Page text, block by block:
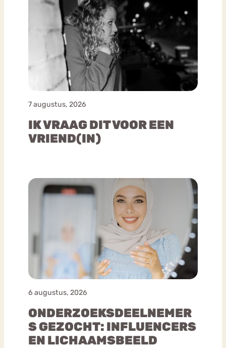
7 augustus, 2026
IK VRAAG DIT VOOR EEN
VRIEND(IN)
6 augustus, 2026
ONDERZOEKSDEELNEMER
S GEZOCHT: INFLUENCERS
EN LICHAAMSBEELD